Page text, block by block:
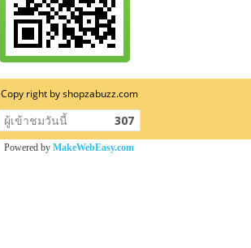
Copy right by shopzabuzz.com
ผู้เข้าชมวันนี้ 307
Powered by MakeWebEasy.com